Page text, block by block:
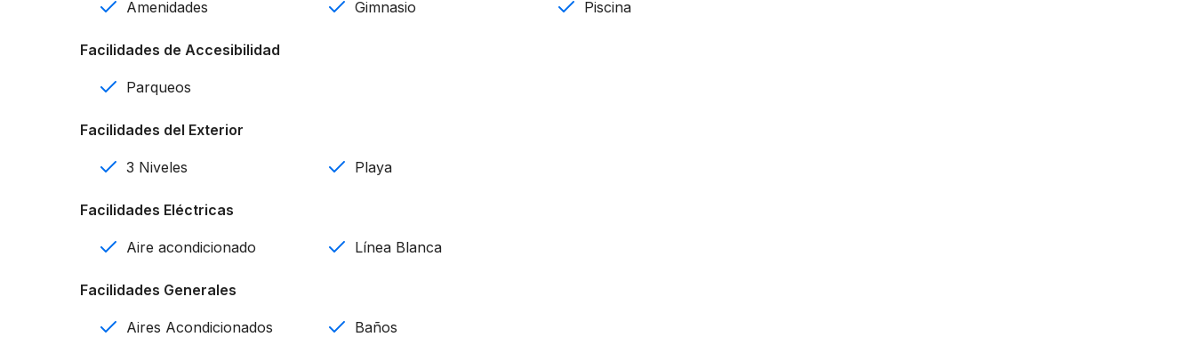
Estufa eléctrica empotrada, horno, extractor, nevera
Aires acondicionados tanto en habitaciones como en sala de estar
A 9 minutos de la playa
Amenidades:
Vista al campo de golf
Piscina
Zona BBQ
Amenidades Gimnasio Piscina
Facilidades de Accesibilidad
Parqueos
Facilidades del Exterior
3 Niveles Playa
Facilidades Eléctricas
Aire acondicionado Línea Blanca
Facilidades Generales
Aires Acondicionados Baños